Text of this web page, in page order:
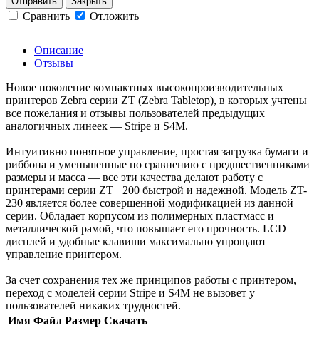
Сравнить Отложить
Описание
Отзывы
Новое поколение компактных высокопроизводительных
принтеров Zebra серии ZT (Zebra Tabletop), в которых учтены
все пожелания и отзывы пользователей предыдущих
аналогичных линеек — Stripe и S4M.
Интуитивно понятное управление, простая загрузка бумаги и
риббона и уменьшенные по сравнению с предшественниками
размеры и масса — все эти качества делают работу с
принтерами серии ZT −200 быстрой и надежной. Модель ZT-
230 является более совершенной модификацией из данной
серии. Обладает корпусом из полимерных пластмасс и
металлической рамой, что повышает его прочность. LCD
дисплей и удобные клавиши максимально упрощают
управление принтером.
За счет сохранения тех же принципов работы с принтером,
переход с моделей серии Stripe и S4M не вызовет у
пользователей никаких трудностей.
Имя Файл Размер Скачать